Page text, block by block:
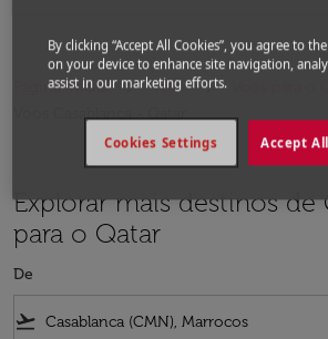
Página inicial Voos
Voos Casablanca - Qatar
Explorar mais destinos de
para o Qatar
De
flight_takeoff
By clicking “Accept All Cookies”, you agree to
on your device to enhance site navigation,
assist in our marketing efforts.
Accept
Cookies Settings